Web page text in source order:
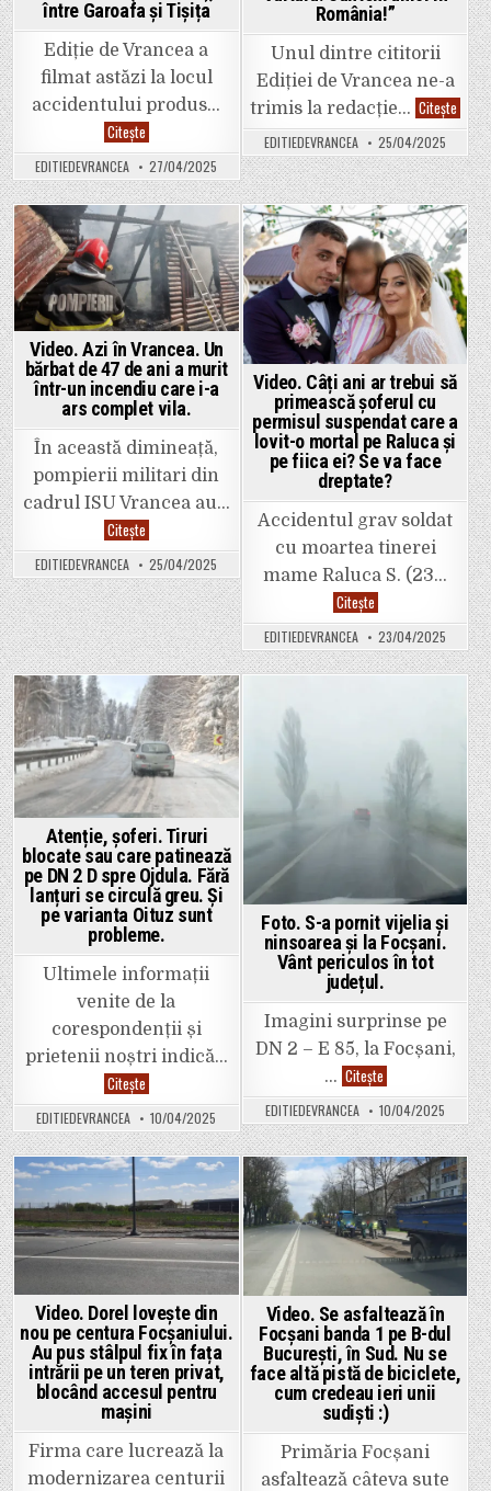
oamenilor
nu
s-
a
mai
ferit
să-
și
arate
fața
cetățenilor.
între Garoafa și Tișița
Ediție de Vrancea a
filmat astăzi la locul
accidentului produs…
CiteșteVideo.
Am
reconstituit
accidentul
în
care
au
murit
ofițerul
Tiberiu
Pătrășcanu
(34
de
ani)
și
Romel
Adrian
Constantin
(29
de
ani),
între
Garoafa
și
Tișița
EDITIEDEVRANCEA 27/04/2025
România!”
Unul dintre cititorii
Ediției de Vrancea ne-a
trimis la redacție… Citește Video.
Vocea
„În
ce
hal
s-
a
putut
face
de
gaze
în
unici
în
EDITIEDEVRANCEA 25/04/2025
Posted
in
Video. Azi în Vrancea. Un
bărbat de 47 de ani a murit
într-un incendiu care i-a
ars complet vila.
În această dimineață,
pompierii militari din
cadrul ISU Vrancea au…
CiteșteVideo.
Azi
în
Vrancea.
Un
bărbat
de
47
de
ani
a
murit
într-
un
incendiu
care
i-
a
ars
complet
vila.
EDITIEDEVRANCEA 25/04/2025
Posted
in
Video. Câți ani ar trebui să
primească șoferul cu
permisul suspendat care a
lovit-o mortal pe Raluca și
pe fiica ei? Se va face
dreptate?
Accidentul grav soldat
cu moartea tinerei
mame Raluca S. (23…
CiteșteVideo.
Câți
ani
ar
trebui
să
suspendat
care
lovit-
o
Raluca
ei?
Se
va
face
dreptate?
EDITIEDEVRANCEA 23/04/2025
Posted
in
Atenție, șoferi. Tiruri
blocate sau care patinează
pe DN 2 D spre Ojdula. Fără
lanțuri se circulă greu. Și
pe varianta Oituz sunt
probleme.
Ultimele informații
venite de la
corespondenții și
prietenii noștri indică…
CiteșteAtenție,
șoferi.
Tiruri
blocate
sau
care
patinează
pe
DN
2
D
spre
Ojdula.
Fără
se
circulă
greu.
Și
pe
varianta
Oituz
sunt
probleme.
EDITIEDEVRANCEA 10/04/2025
Posted
in
Foto. S-a pornit vijelia și
ninsoarea și la Focșani.
Vânt periculos în tot
județul.
Imagini surprinse pe
DN 2 – E 85, la Focșani,
… CiteșteFoto.
S-
a
pornit
vijelia
și
ninsoarea
și
la
Focșani.
Vânt
periculos
în
tot
județul.
EDITIEDEVRANCEA 10/04/2025
Posted
in
Video. Dorel lovește din
nou pe centura Focșaniului.
Au pus stâlpul fix în fața
intrării pe un teren privat,
blocând accesul pentru
mașini
Firma care lucrează la
modernizarea centurii
Posted
in
Video. Se asfaltează în
Focșani banda 1 pe B-dul
București, în Sud. Nu se
face altă pistă de biciclete,
cum credeau ieri unii
sudiști :)
Primăria Focșani
asfaltează câteva sute